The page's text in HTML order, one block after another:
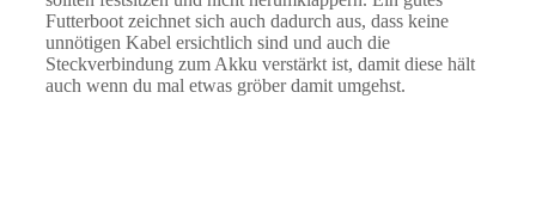
Futterboot zeichnet sich auch dadurch aus, dass keine
unnötigen Kabel ersichtlich sind und auch die
Steckverbindung zum Akku verstärkt ist, damit diese hält
auch wenn du mal etwas gröber damit umgehst.